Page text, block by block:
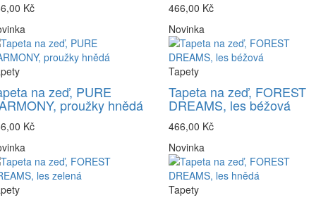
Kč
466,00 Kč
na zeď, PURE
proužky hnědá
Kč
Novinka
Tapety
Tapeta na zeď, FOREST
DREAMS, les béžová
466,00 Kč
Novinka
Tapety